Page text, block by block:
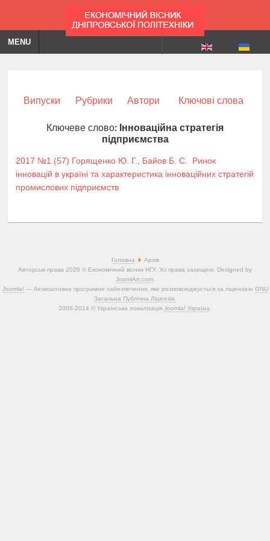
MENU
Випуски Рубрики Автори Ключові слова
Ключеве слово: Інноваційна стратегія
підприємства
2017 №1 (57) Горященко Ю. Г. Байов Б. С.
Ринок
інновацій в україні та характеристика інноваційних стратегій
промислових підприємств
Головна
Архів
Авторські права 2026 © Економічний вісник НГУ. Усі права захищені. Designed by
JoomlArt.com.
Joomla! — безкоштовне програмне забезпечення, яке розповсюджується за ліцензією GNU
Загальна Публічна Ліцензія.
2006-2014 © Українська локалізація Joomla! Україна